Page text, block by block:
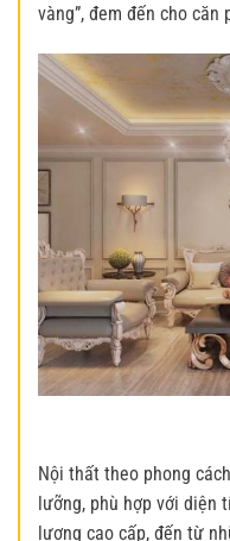
vàng”, đem đến cho căn
Nội thất theo phong
lưỡng, phù hợp với diện
lượng cao cấp, đến từ